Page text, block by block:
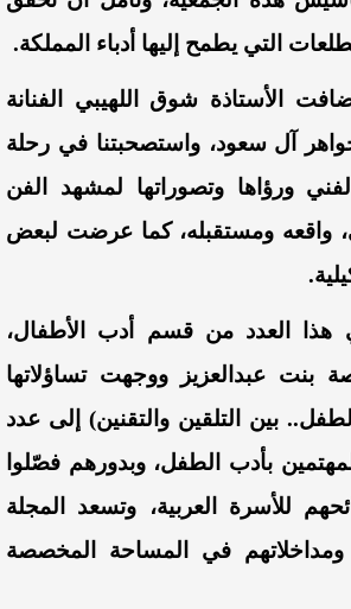
التي يطمح إليها أدباء المملكة.
الأستاذة شوق اللهيبي الفنانة
جواهر آل سعود، واستصحبتنا في رحلة
ورؤاها وتصوراتها لمشهد الفن
واقعه ومستقبله، كما عرضت لبعض
هذا العدد من قسم أدب الأطفال،
بنت عبدالعزيز ووجهت تساؤلاتها
بين التلقين والتقنين) إلى عدد
بأدب الطفل، وبدورهم فصّلوا
للأسرة العربية، وتسعد المجلة
ومداخلاتهم في المساحة المخصصة